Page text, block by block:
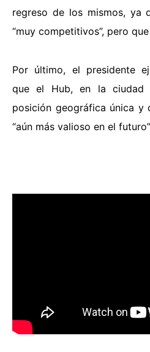
regreso de los mismos, ya
“muy competitivos”, pero
Por último, el presidente
que el Hub, en la ciudad
posición geográfica única y
“aún más valioso en el